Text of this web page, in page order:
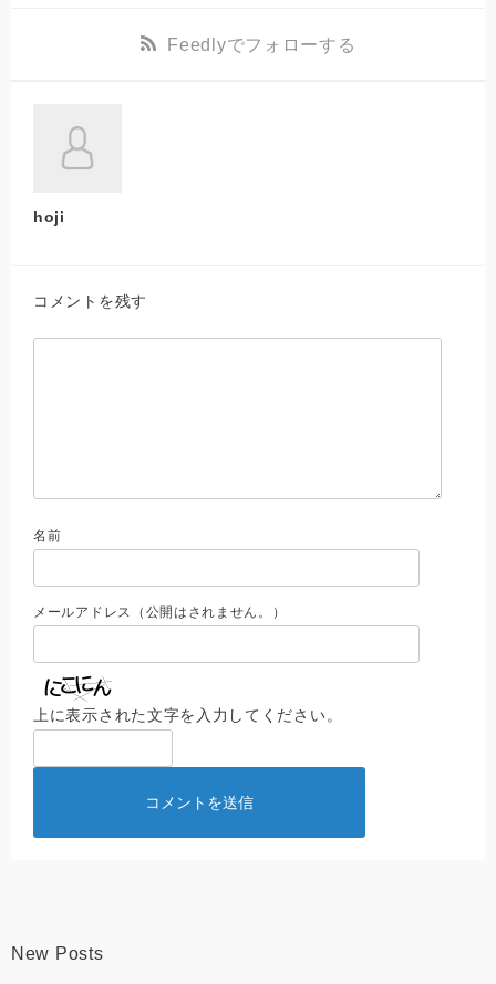
Feedlyでフォローする
hoji
コメントを残す
名前
メールアドレス（公開はされません。）
上に表示された文字を入力してください。
New Posts